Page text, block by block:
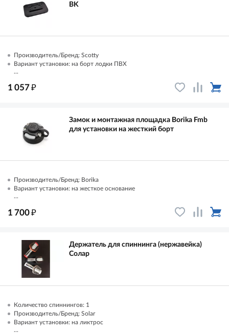
BK
Производитель/Бренд: Scotty
Вариант установки: на борт лодки ПВХ
...
1 057₽
Замок и монтажная площадка Borika Fmb
для установки на жесткий борт
Производитель/Бренд: Borika
Вариант установки: на жесткое основание
...
1 700₽
Держатель для спиннинга (нержавейка)
Солар
Количество спиннингов: 1
Производитель/Бренд: Solar
Вариант установки: на ликтрос
...